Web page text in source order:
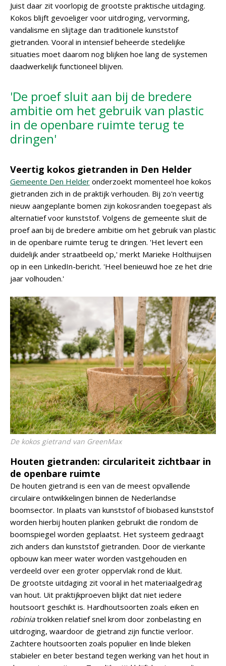
Juist daar zit voorlopig de grootste praktische uitdaging.
Kokos blijft gevoeliger voor uitdroging, vervorming,
vandalisme en slijtage dan traditionele kunststof
gietranden. Vooral in intensief beheerde stedelijke
situaties moet daarom nog blijken hoe lang de systemen
daadwerkelijk functioneel blijven.
'De proef sluit aan bij de bredere
ambitie om het gebruik van plastic
in de openbare ruimte terug te
dringen'
Veertig kokos gietranden in Den Helder
Gemeente Den Helder onderzoekt momenteel hoe kokos
gietranden zich in de praktijk verhouden. Bij zo'n veertig
nieuw aangeplante bomen zijn kokosranden toegepast als
alternatief voor kunststof. Volgens de gemeente sluit de
proef aan bij de bredere ambitie om het gebruik van plastic
in de openbare ruimte terug te dringen. 'Het levert een
duidelijk ander straatbeeld op,' merkt Marieke Holthuijsen
op in een LinkedIn-bericht. 'Heel benieuwd hoe ze het drie
jaar volhouden.'
De kokos gietrand van GreenMax
Houten gietranden: circulariteit zichtbaar in
de openbare ruimte
De houten gietrand is een van de meest opvallende
circulaire ontwikkelingen binnen de Nederlandse
boomsector. In plaats van kunststof of biobased kunststof
worden hierbij houten planken gebruikt die rondom de
boomspiegel worden geplaatst. Het systeem gedraagt
zich anders dan kunststof gietranden. Door de vierkante
opbouw kan meer water worden vastgehouden en
verdeeld over een groter oppervlak rond de kluit.
De grootste uitdaging zit vooral in het materiaalgedrag
van hout. Uit praktijkproeven blijkt dat niet iedere
houtsoort geschikt is. Hardhoutsoorten zoals eiken en
robiniatrokken relatief snel krom door zonbelasting en
uitdroging, waardoor de gietrand zijn functie verloor.
Zachtere houtsoorten zoals populier en linde bleken
stabieler en beter bestand tegen werking van het hout in